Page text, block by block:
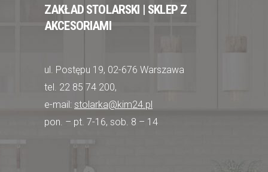
ZAKŁAD STOLARSKI | SKLEP Z
AKCESORIAMI
ul. Postępu 19, 02-676 Warszawa
tel. 22 85 74 200,
e-mail: stolarka@kim24.pl
pon. – pt. 7-16, sob. 8 – 14